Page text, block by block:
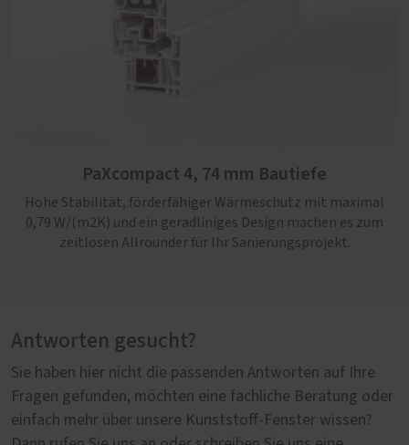
PaXcompact 4, 74 mm Bautiefe
Hohe Stabilität, förderfähiger Wärmeschutz mit maximal
0,79 W/(m2K) und ein geradliniges Design machen es zum
zeitlosen Allrounder für Ihr Sanierungsprojekt.
Antworten gesucht?
Sie haben hier nicht die passenden Antworten auf Ihre
Fragen gefunden, möchten eine fachliche Beratung oder
einfach mehr über unsere Kunststoff-Fenster wissen?